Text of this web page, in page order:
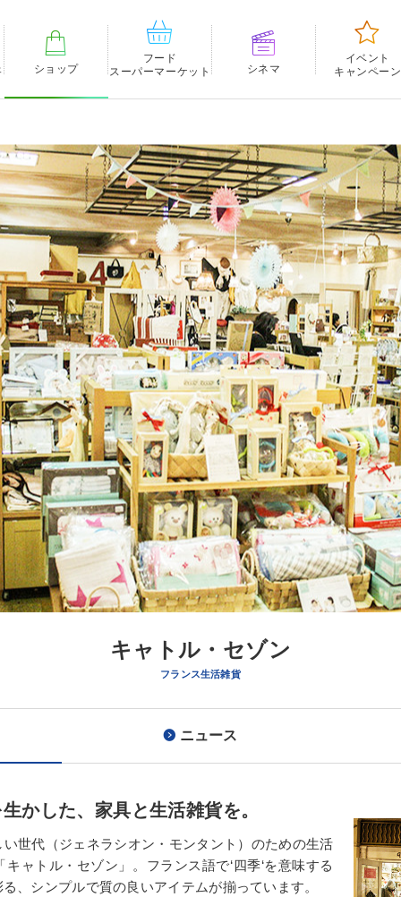
ショップ
フード
スーパーマーケット
シネマ
イベント
キャンペーン
キャトル・セゾン
フランス生活雑貨
ニュース
かした、家具と生活雑貨を。
世代（ジェネラシオン・モンタント）のための生活
ャトル・セゾン」。フランス語で‘四季‘を意味する
、シンプルで質の良いアイテムが揃っています。